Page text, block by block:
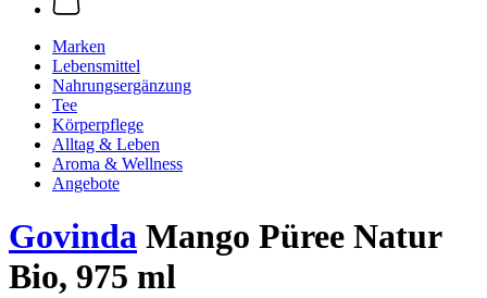
Marken
Lebensmittel
Nahrungsergänzung
Tee
Körperpflege
Alltag & Leben
Aroma & Wellness
Angebote
Govinda Mango Püree Natur
Bio, 975 ml